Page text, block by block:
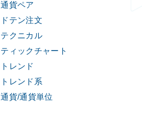
通貨ペア
ドテン注文
テクニカル
ティックチャート
トレンド
トレンド系
通貨/通貨単位